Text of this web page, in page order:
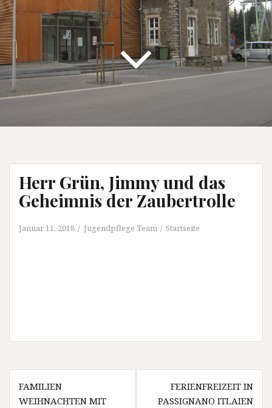
Herr Grün, Jimmy und das
Geheimnis der Zaubertrolle
Januar 11, 2018 Jugendpflege Team Startseite
BFAMILIEN
WEIHNACHTEN MIT
FERIENFREIZEIT IN
PASSIGNANO ITLAIEN